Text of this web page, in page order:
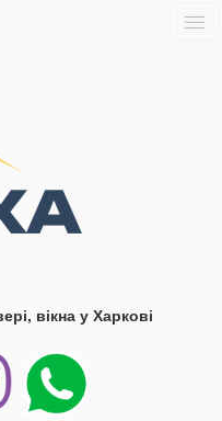
вікна у Харкові